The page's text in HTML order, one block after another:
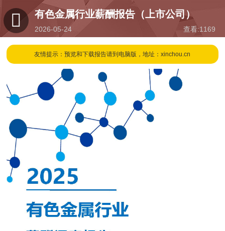
有色金属行业薪酬报告（上市公司）
2026-05-24
16:42
查看:1169
友情提示：预览和下载报告请到电脑版，地址：xinchou.cn